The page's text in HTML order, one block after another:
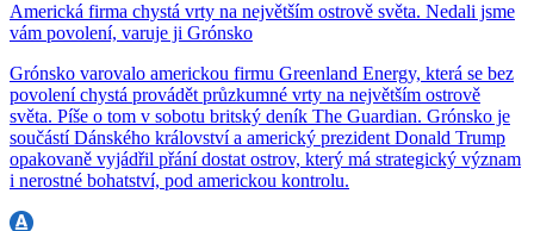
Americká firma chystá vrty na největším ostrově světa. Nedali jsme
vám povolení, varuje ji Grónsko
Grónsko varovalo americkou firmu Greenland Energy, která se bez
povolení chystá provádět průzkumné vrty na největším ostrově
světa. Píše o tom v sobotu britský deník The Guardian. Grónsko je
součástí Dánského království a americký prezident Donald Trump
opakovaně vyjádřil přání dostat ostrov, který má strategický význam
i nerostné bohatství, pod americkou kontrolu.